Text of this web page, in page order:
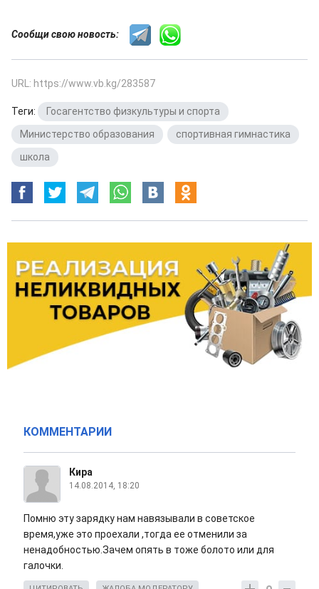
Сообщи свою новость:
URL: https://www.vb.kg/283587
Теги: Госагентство физкультуры и спорта
Министерство образования
спортивная гимнастика
школа
КОММЕНТАРИИ
Кира
14.08.2014, 18:20
Помню эту зарядку нам навязывали в советское
время,уже это проехали ,тогда ее отменили за
ненадобностью.Зачем опять в тоже болото или для
галочки.